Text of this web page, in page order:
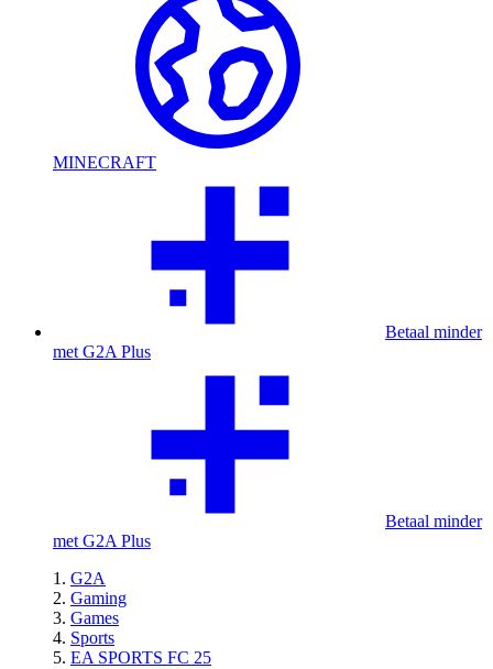
MINECRAFT
Betaal minder
met G2A Plus
Betaal minder
met G2A Plus
G2A
Gaming
Games
Sports
EA SPORTS FC 25